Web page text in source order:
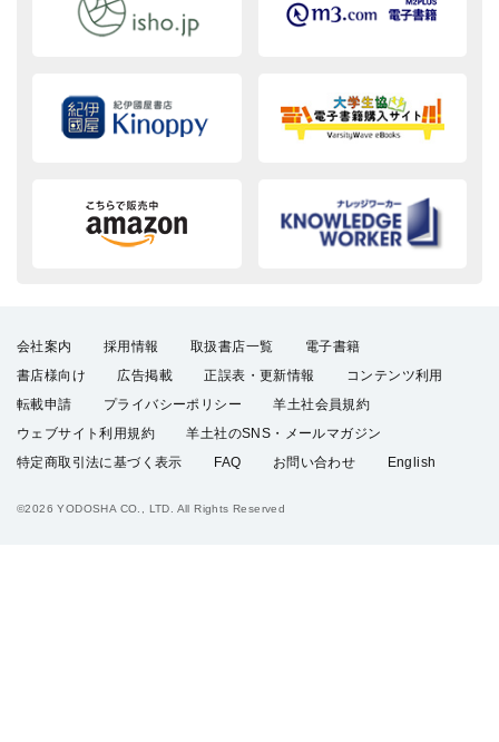
会社案内 採用情報 取扱書店一覧
電子書籍
書店様向け
広告掲載 正誤表・更新情報
コンテンツ利用
転載申請
プライバシーポリシー
羊土社会員規約
ウェブサイト利用規約
羊土社のSNS・メールマガジン
特定商取引法に基づく表示
FAQ お問い合わせ English
©2026 YODOSHA CO., LTD. All Rights Reserved